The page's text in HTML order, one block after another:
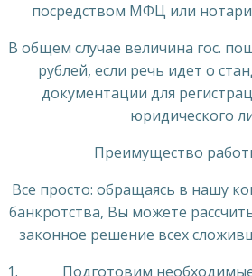
посредством МФЦ или
В общем случае величина гос.
рублей, если речь идет о
документации для
юридического
Преимущество
Все просто: обращаясь в нашу
банкротства, Вы можете
законное решение всех
Подготовим